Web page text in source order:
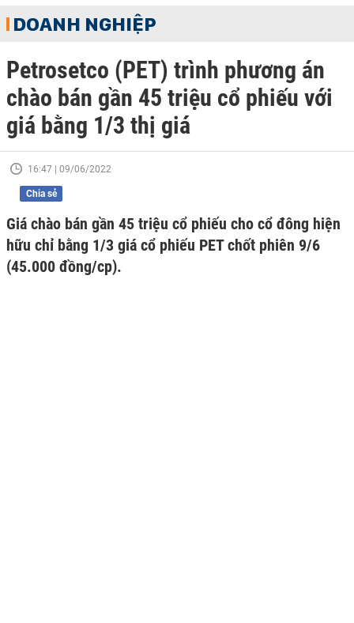
DOANH NGHIỆP
Petrosetco (PET) trình phương án
chào bán gần 45 triệu cổ phiếu với
giá bằng 1/3 thị giá
16:47 | 09/06/2022
Chia sẻ
Giá chào bán gần 45 triệu cổ phiếu cho cổ đông hiện
hữu chỉ bằng 1/3 giá cổ phiếu PET chốt phiên 9/6
(45.000 đồng/cp).